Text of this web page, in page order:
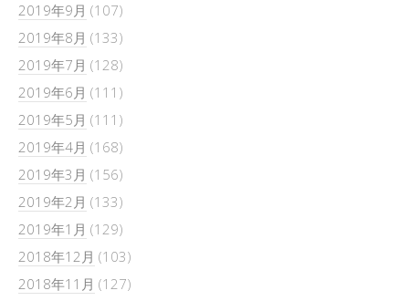
2019年9月 (107)
2019年8月 (133)
2019年7月 (128)
2019年6月 (111)
2019年5月 (111)
2019年4月 (168)
2019年3月 (156)
2019年2月 (133)
2019年1月 (129)
2018年12月 (103)
2018年11月 (127)